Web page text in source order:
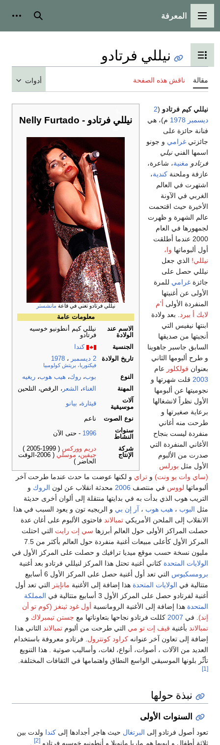
القائمة الرئيسية
المعرفة بحث
تبديل عرض جدول المحتويات
نيللي فرتادو
مقالة ناقش هذه الصفحة أدوات
نيللي فرتادو - Nelly Furtado
نيللي فرتادو تغني في قاعة مانشستر
معلومات عامة
الاسم عند
الولادة
نيللي كيم أنطونيو خوسيه
فرتادو
الجنسية
كندا
تاريخ الولادة
2 ديسمبر ، 1978
فيكتوريا، بريتش كولومبيا
النوع بوب، روك، هيب هوب، ريغيه
المهنة
الغناء، الشعر ، الرقص، التلحين
آلات
موسيقية
قيثارة، بيانو
نوع الصوت
ناعم
سنوات
النشاط
1996 - حتى الآن
شركة
الإنتاج
دريم ووركس ( 1999-2005 )
جيفين، موسلي
( 2006-الوقت
الحاضر )
نيللي كيم فرتادو (
2
ديسمبر 1978 م)، هي
فنانة حائزة على
جائزتي غرامي و جونو
اسمها الفنينيلي
فرتادو مغنية، شاعرة،
عازفة وملحنة كندية،
اشتهرت في العالم
الغربي في الآونة
الأخيرة حيث اقتحمت
عالم الشهرة و ظهرت
لجمهورها في العام
2000 عندما أطلقت
أول ألبوماتها وا،
نيللي! الذي جعل
نيللي حصل على
جائزة غرامي للمرة
الأولى عن أغنيتها
المنفردة الأولى أ'م
لايك أ بيرد
. بعد ولادة
ابنتها نيفيس التي
أنجبتها من صديقها
السابق جاسبر جاهوينا
و طرح ألبومها الثاني
بعنوان فولكلور عام
2003 قلت شهرتها و
نجوميتها عن ألبومها
الأول نظراً لانشغالها
برعاية صغيرتها و
طرحت منه أغاني
منفردة ليست بنجاح
الأغاني المنفردة التي
صدرت من الألبوم
الأول مثل بورلس
(ساي وات يو ونت) و تراي و لكنها عوضت ما حدث عندما طرحت آخر
ألبوماتها لووس في منتصف 2006 محدثة انقلاب عن لون الروك و
التريب هوب الذي بدأت به في بدايتها منتقلة إلى ألوان أخرى حديثة
مثل البوب ، هيب هوب ، آر إن بي و الريجيه تون و يعود السبب في هذا
الانقلاب إلى الملحن الأمريكي تمبالاند فاحتوى الألبوم على أغان عدة
حصلت المراكز الأولى حول العالم أبرزها سي إت رايت التي احتلت
المركز الأول كأعلى مبيعات أغنية منفردة حول العالم بأكثر من 7.5
مليون نسخة حسب موقع ميديا ترافيك و حصلت على المركز الأول في
الولايات المتحدة كثاني أغنية تحتل هذا المركز لنيللي فرتادو بعد أغنية
برومسكيوس
التي تعد أول أغنية حصل على المركز الأول 6 أسابيع
متتالية في الولايات المتحدة هذا إضافة إلى الأغنية مانإيتر التي تعد أول
أغنية لفرتادو حصل على المركز الأول 3 أسابيع متتالية في
المملكة
المتحدة هذا إضافة إلى الأغنية الرومانسية أول غود ثينغز (كوم تو أن
إند) . في 2007 كللت فرتادو نجاحها بتعاوناتها مع جستن تيمبرلاك و
تمبالاند بأغنية قيف إت تو مي التي طرحت من ألبوم تمبالاند الثاني هذا
إضافة إلى تعاون آخر عنوانه كراود كونترول . فرتادو معروفة باستخدام
العديد من الآلات ، أصوات، أنواع، لغات، وأساليب صوتية . هذا التنويع
تأثّر بلونها الموسيقي الواسع النطاق واهتمامها في الثقافات المختلفة.
[1]
نبذة حولها
السنوات الأولى
تعود أصول فرتادو إلى البرتغال حيث هاجر أجدادها إلى كندا ولدت بين
ثلاثة أطفال و ابويها هم ماريا مانويلا و أنطونيو خوسيه فرتادو [2]